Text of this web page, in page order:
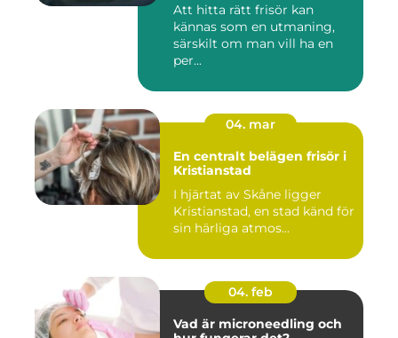
Att hitta rätt frisör kan
kännas som en utmaning,
särskilt om man vill ha en
per...
04. mar
En centralt belägen frisör i
Kristianstad
I hjärtat av Skåne ligger
Kristianstad, en stad känd för
sin härliga atmos...
04. feb
Vad är microneedling och